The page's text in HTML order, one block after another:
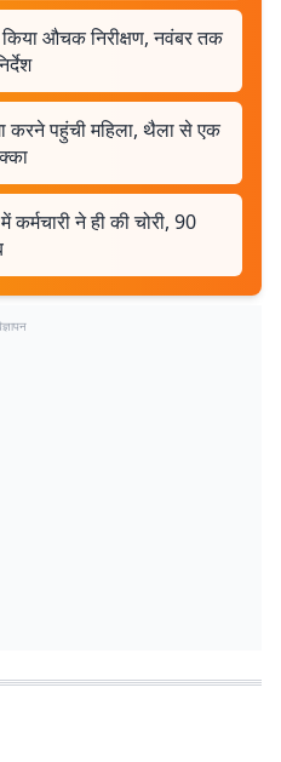
औचक निरीक्षण, नवंबर तक
करने पहुंची महिला, थैला से एक
ने ही की चोरी, 90